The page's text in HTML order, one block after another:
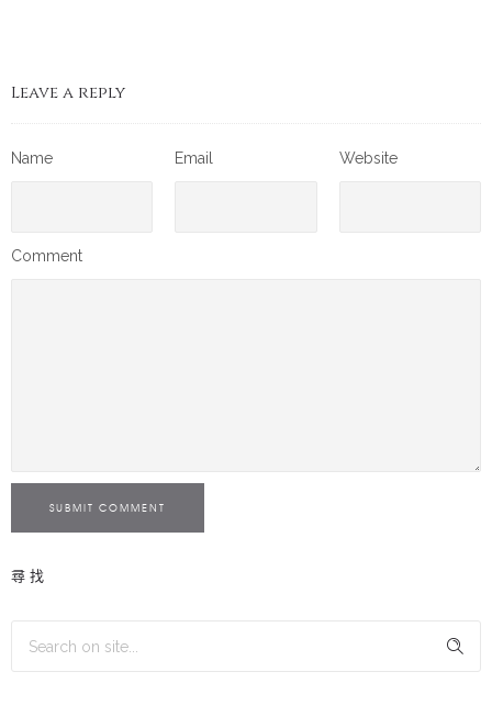
Leave a reply
Name Email Website
Comment
SUBMIT COMMENT
尋找